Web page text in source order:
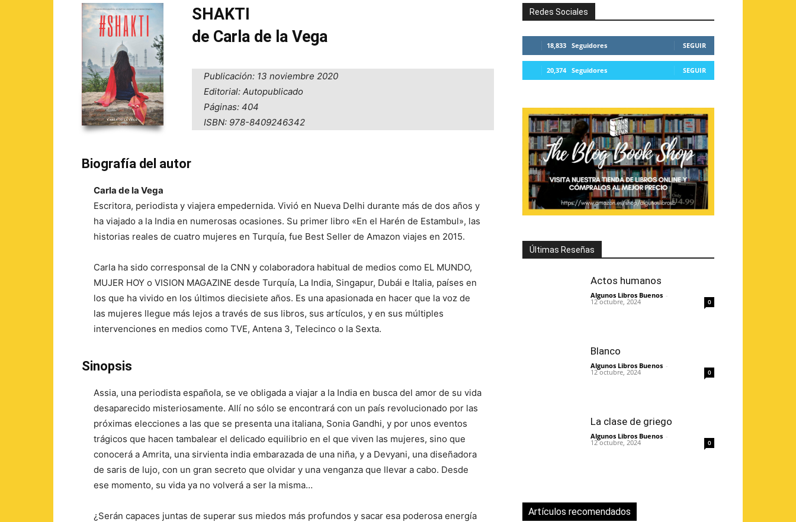
SHAKTI
de Carla de la Vega
Publicación: 13 noviembre 2020
Editorial: Autopublicado
Páginas: 404
ISBN: 978-8409246342
Biografía del autor
Carla de la Vega
Escritora, periodista y viajera empedernida. Vivió en Nueva Delhi durante más de dos años y
ha viajado a la India en numerosas ocasiones. Su primer libro «En el Harén de Estambul», las
historias reales de cuatro mujeres en Turquía, fue Best Seller de Amazon viajes en 2015.
Carla ha sido corresponsal de la CNN y colaboradora habitual de medios como EL MUNDO,
MUJER HOY o VISION MAGAZINE desde Turquía, La India, Singapur, Dubái e Italia, países en
los que ha vivido en los últimos diecisiete años. Es una apasionada en hacer que la voz de
las mujeres llegue más lejos a través de sus libros, sus artículos, y en sus múltiples
intervenciones en medios como TVE, Antena 3, Telecinco o la Sexta.
Sinopsis
Assia, una periodista española, se ve obligada a viajar a la India en busca del amor de su vida
desaparecido misteriosamente. Allí no sólo se encontrará con un país revolucionado por las
próximas elecciones a las que se presenta una italiana, Sonia Gandhi, y por unos eventos
trágicos que hacen tambalear el delicado equilibrio en el que viven las mujeres, sino que
conocerá a Amrita, una sirvienta india embarazada de una niña, y a Devyani, una diseñadora
de saris de lujo, con un gran secreto que olvidar y una venganza que llevar a cabo. Desde
ese momento, su vida ya no volverá a ser la misma…
¿Serán capaces juntas de superar sus miedos más profundos y sacar esa poderosa energía
Redes Sociales
18,833 Seguidores SEGUIR
20,374 Seguidores SEGUIR
Últimas Reseñas
Actos humanos
Algunos Libros Buenos -
12 octubre, 2024 0
Blanco
Algunos Libros Buenos -
12 octubre, 2024 0
La clase de griego
Algunos Libros Buenos -
12 octubre, 2024 0
Artículos recomendados